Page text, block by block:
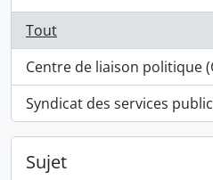
Tout
Centre de liaison politique
, 1 résultats
Syndicat des services
, 1 résultats
Sujet